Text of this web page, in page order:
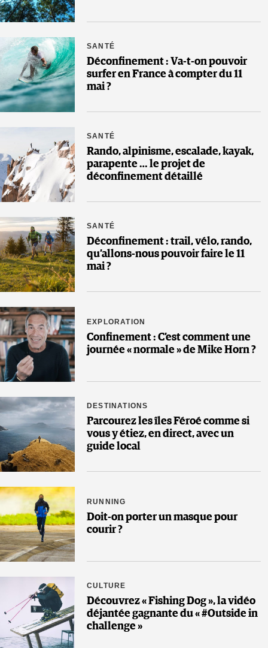
SANTÉ
Déconfinement : Va-t-on pouvoir
surfer en France à compter du 11
mai ?
SANTÉ
Rando, alpinisme, escalade, kayak,
parapente … le projet de
déconfinement détaillé
SANTÉ
Déconfinement : trail, vélo, rando,
qu’allons-nous pouvoir faire le 11
mai ?
EXPLORATION
Confinement : C’est comment une
journée « normale » de Mike Horn ?
DESTINATIONS
Parcourez les îles Féroé comme si
vous y étiez, en direct, avec un
guide local
RUNNING
Doit-on porter un masque pour
courir ?
CULTURE
Découvrez « Fishing Dog », la vidéo
déjantée gagnante du « #Outside in
challenge »